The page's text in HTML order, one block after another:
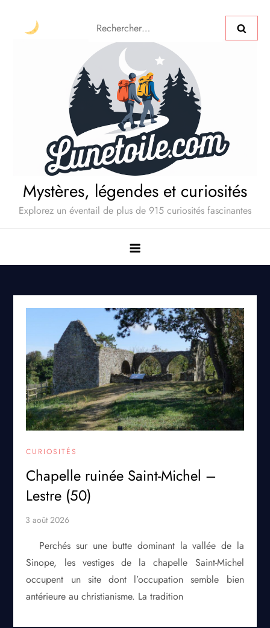
Mystères, légendes et curiosités
Explorez un éventail de plus de 915 curiosités fascinantes
CURIOSITÉS
Chapelle ruinée Saint-Michel –
Lestre (50)
Perchés sur une butte dominant la vallée de la
Sinope, les vestiges de la chapelle Saint-Michel
occupent un site dont l’occupation semble bien
antérieure au christianisme. La tradition